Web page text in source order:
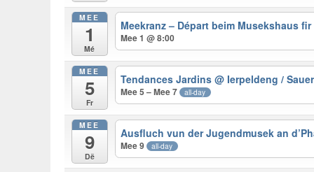
MEE
1
Mé
Meekranz – Départ beim Musekshaus
Mee 1 @ 8:00
MEE
5
Fr
Tendances Jardins@ Ierpeldeng /
Mee 5 – Mee 7 all-day
MEE
9
Dë
Ausfluch vun der Jugendmusek an
Mee 9 all-day